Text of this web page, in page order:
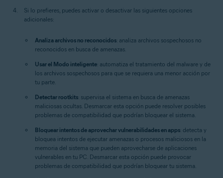
Si lo prefieres, puedes activar o desactivar las siguientes opciones
adicionales:
Analiza archivos no reconocidos: analiza archivos sospechosos no
reconocidos en busca de amenazas.
Usar el Modo inteligente: automatiza el tratamiento del malware y de
los archivos sospechosos para que se requiera una menor acción por
tu parte.
Detectar rootkits: supervisa el sistema en busca de amenazas
maliciosas ocultas. Desmarcar esta opción puede resolver posibles
problemas de compatibilidad que podrían bloquear el sistema.
Bloquear intentos de aprovechar vulnerabilidades en apps: detecta y
bloquea intentos de ejecutar amenazas o procesos maliciosos en la
memoria del sistema que pueden aprovecharse de aplicaciones
vulnerables en tu PC. Desmarcar esta opción puede provocar
problemas de compatibilidad que podrían bloquear tu sistema.